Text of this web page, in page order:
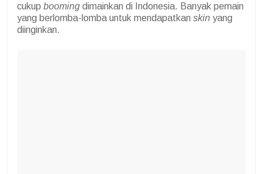
cukup booming dimainkan di Indonesia. Banyak pemain
yang berlomba-lomba untuk mendapatkan skin yang
diinginkan.